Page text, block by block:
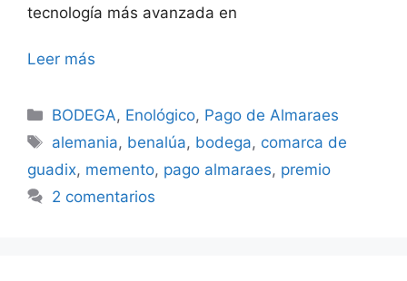
tecnología más avanzada en
Leer más
Categorías
BODEGA, Enológico, Pago de Almaraes
Etiquetas
alemania, benalúa, bodega, comarca de
guadix, memento, pago almaraes, premio
2 comentarios